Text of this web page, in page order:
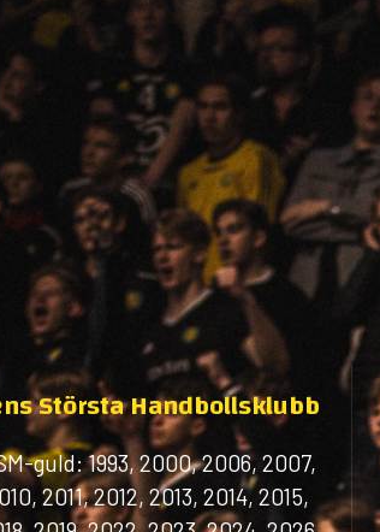
Största Handbollsklubb
guld: 1993, 2000, 2006, 2007,
2011, 2012, 2013, 2014, 2015,